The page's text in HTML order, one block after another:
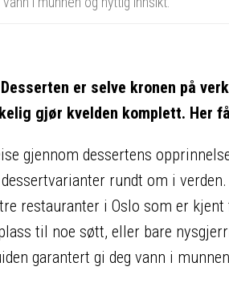
er selve kronen på
gjør kvelden komplett. Her
gjennom dessertens
rundt om i
restauranter i Oslo som er
til noe søtt, eller bare
garantert gi deg vann i